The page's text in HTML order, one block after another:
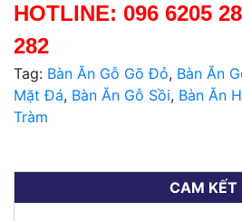
HOTLINE: 096 6205
282
Tag: Bàn Ăn Gỗ Gõ Đỏ, Bàn Ăn
Mặt Đá, Bàn Ăn Gỗ Sồi, Bàn Ăn
Tràm
CAM KẾT